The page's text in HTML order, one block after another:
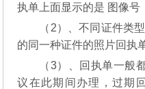
执单上面显示的是 图像号
（2）、不同证件类
的同一种证件的照片回执
（3）、回执单一般
议在此期间办理，过期